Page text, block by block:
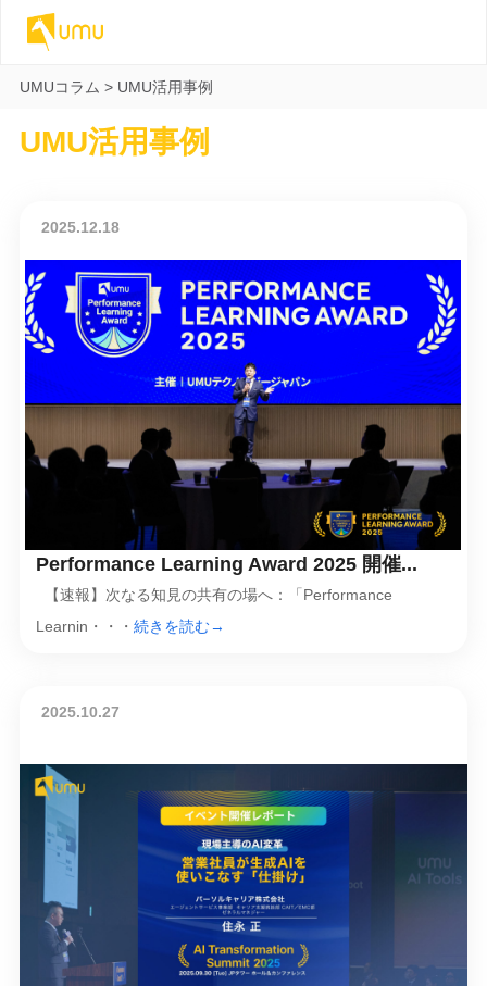
UMUコラム > UMU活用事例
UMU活用事例
2025.12.18
Performance Learning Award 2025 開催...
【速報】次なる知見の共有の場へ：「Performance
Learnin・・・ 続きを読む→
2025.10.27